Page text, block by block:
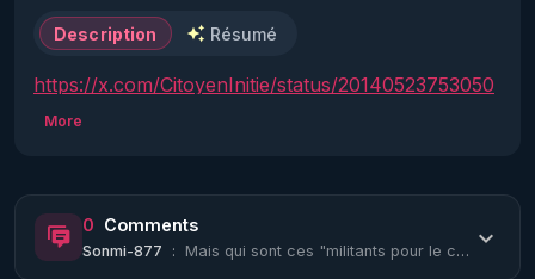
Description Résumé
https://x.com/CitoyenInitie/status/20140523753050
07248?s=20
More
0 Comments
Sonmi-877 : Mais qui sont ces "militants pour le climat" ? 🤔